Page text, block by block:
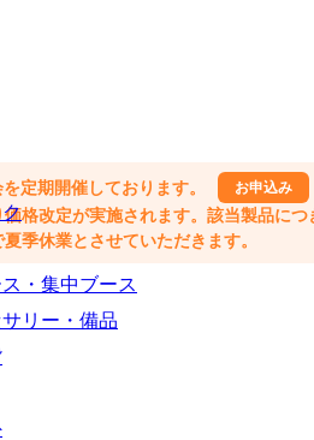
・集中ブース
リー・備品
定期開催しております。 お申込み
格改定が実施されます。該当製品につ
季休業とさせていただきます。